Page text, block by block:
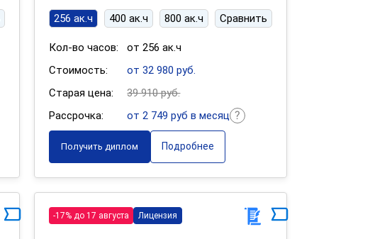
256 ак.ч 400 ак.ч 800 ак.ч Сравнить
Кол-во часов:
от 256 ак.ч
Стоимость:
от 32 980 руб.
Старая цена:
39 910 руб.
Рассрочка:
от 2 749 руб в месяц
Получить диплом Подробнее
-17% до 17 августа Лицензия